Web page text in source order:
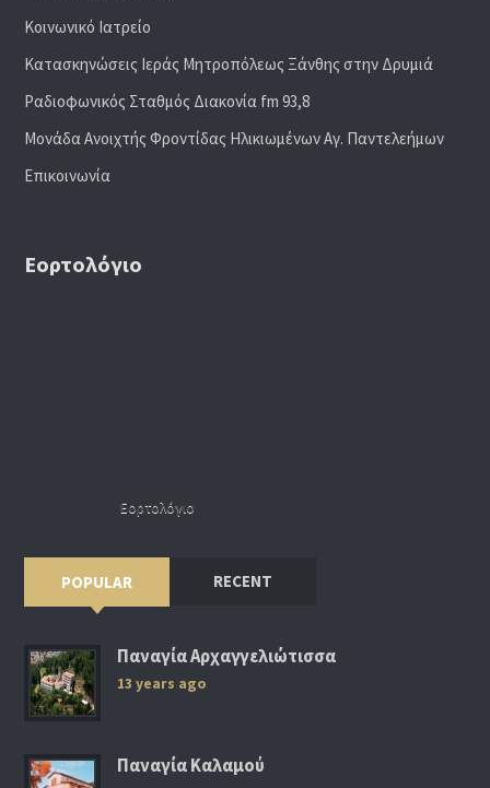
Κοινωνικό Ιατρείο
Κατασκηνώσεις Ιεράς Μητροπόλεως Ξάνθης στην Δρυμιά
Ραδιoφωνικός Σταθμός Διακονία fm 93,8
Μονάδα Ανοιχτής Φροντίδας Ηλικιωμένων Αγ. Παντελεήμων
Επικοινωνία
Εορτολόγιο
Εορτολόγιο
POPULAR RECENT
Παναγία Αρχαγγελιώτισσα
13 years ago
Παναγία Καλαμού